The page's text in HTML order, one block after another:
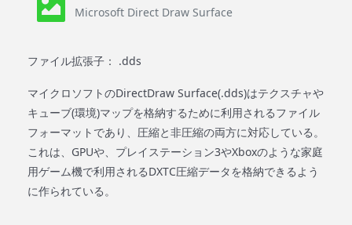
Microsoft Direct Draw Surface
ファイル拡張子： .dds
マイクロソフトのDirectDraw Surface(.dds)はテクスチャや
キューブ(環境)マップを格納するために利用されるファイル
フォーマットであり、圧縮と非圧縮の両方に対応している。
これは、GPUや、プレイステーション3やXboxのような家庭
用ゲーム機で利用されるDXTC圧縮データを格納できるよう
に作られている。